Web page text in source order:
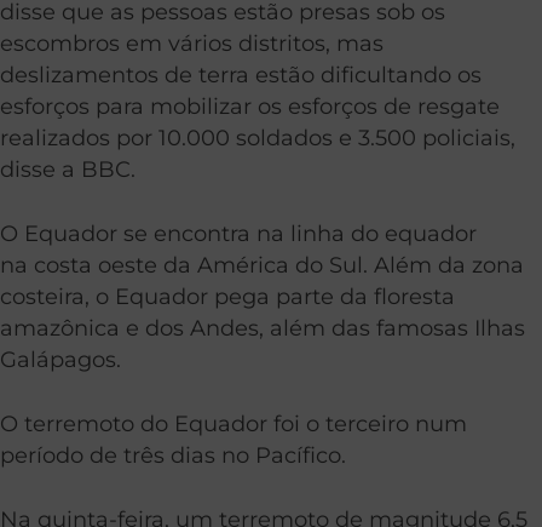
disse que as pessoas estão presas sob os
escombros em vários distritos, mas
deslizamentos de terra estão dificultando os
esforços para mobilizar os esforços de resgate
realizados por 10.000 soldados e 3.500 policiais,
disse a BBC.
O Equador se encontra na linha do equador
na costa oeste da América do Sul. Além da zona
costeira, o Equador pega parte da floresta
amazônica e dos Andes, além das famosas Ilhas
Galápagos.
O terremoto do Equador foi o terceiro num
período de três dias no Pacífico.
Na quinta-feira, um terremoto de magnitude 6,5